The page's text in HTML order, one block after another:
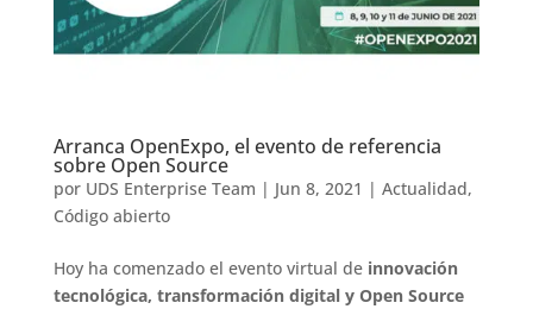
Arranca OpenExpo, el evento de referencia
sobre Open Source
por UDS Enterprise Team | Jun 8, 2021 | Actualidad,
Código abierto
Hoy ha comenzado el evento virtual de innovación
tecnológica, transformación digital y Open Source